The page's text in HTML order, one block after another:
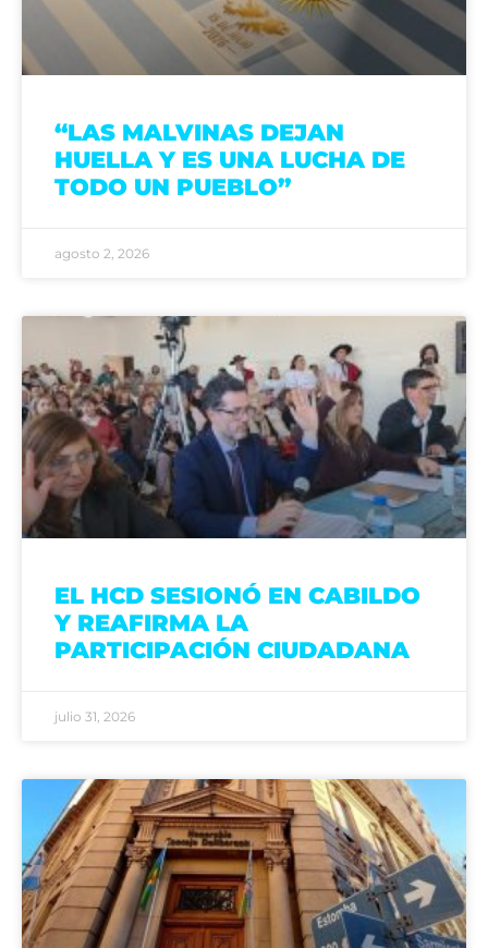
“LAS MALVINAS DEJAN
HUELLA Y ES UNA LUCHA DE
TODO UN PUEBLO”
agosto 2, 2026
EL HCD SESIONÓ EN CABILDO
Y REAFIRMA LA
PARTICIPACIÓN CIUDADANA
julio 31, 2026